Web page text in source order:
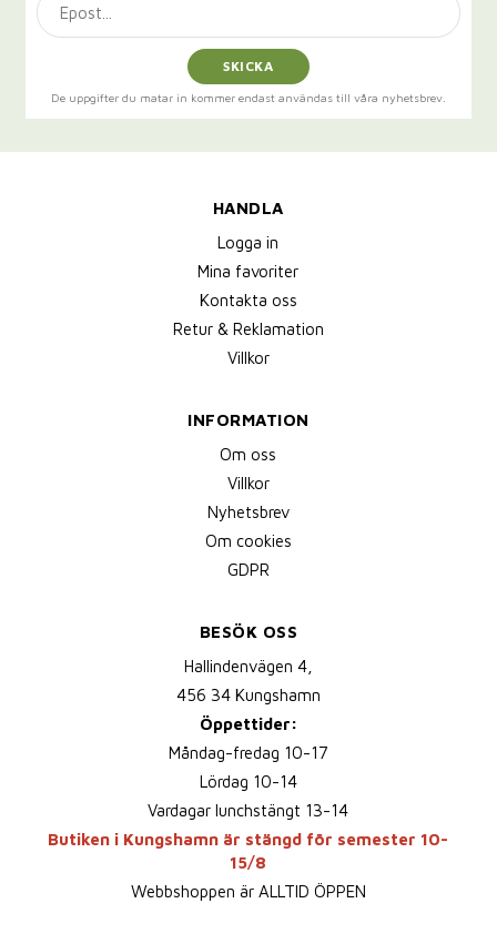
SKICKA
De uppgifter du matar in kommer endast användas till våra nyhetsbrev.
HANDLA
Logga in
Mina favoriter
Kontakta oss
Retur & Reklamation
Villkor
INFORMATION
Om oss
Villkor
Nyhetsbrev
Om cookies
GDPR
BESÖK OSS
Hallindenvägen 4,
456 34 Kungshamn
Öppettider:
Måndag-fredag 10-17
Lördag 10-14
Vardagar lunchstängt 13-14
Butiken i Kungshamn är stängd för semester 10-
15/8
Webbshoppen är ALLTID ÖPPEN